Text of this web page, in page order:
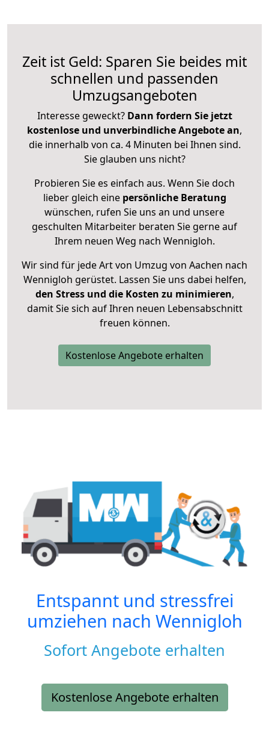
Zeit ist Geld: Sparen Sie beides mit
schnellen und passenden
Umzugsangeboten
Interesse geweckt? Dann fordern Sie jetzt
kostenlose und unverbindliche Angebote an,
die innerhalb von ca. 4 Minuten bei Ihnen sind.
Sie glauben uns nicht?
Probieren Sie es einfach aus. Wenn Sie doch
lieber gleich eine persönliche Beratung
wünschen, rufen Sie uns an und unsere
geschulten Mitarbeiter beraten Sie gerne auf
Ihrem neuen Weg nach Wennigloh.
Wir sind für jede Art von Umzug von Aachen nach
Wennigloh gerüstet. Lassen Sie uns dabei helfen,
den Stress und die Kosten zu minimieren,
damit Sie sich auf Ihren neuen Lebensabschnitt
freuen können.
Kostenlose Angebote erhalten
Entspannt und stressfrei
umziehen nach Wennigloh
Sofort Angebote erhalten
Kostenlose Angebote erhalten